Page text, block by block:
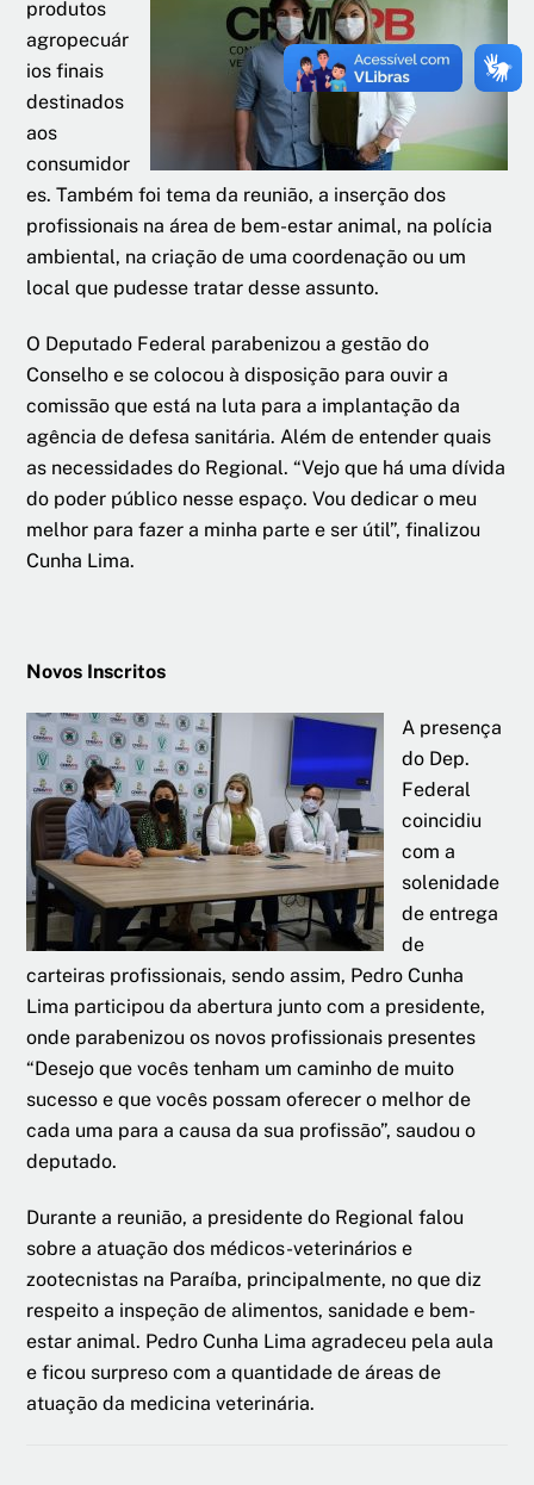
produtos
agropecuár
ios finais
destinados
aos
consumidor
es. Também foi tema da reunião, a inserção dos
profissionais na área de bem-estar animal, na polícia
ambiental, na criação de uma coordenação ou um
local que pudesse tratar desse assunto.
O Deputado Federal parabenizou a gestão do
Conselho e se colocou à disposição para ouvir a
comissão que está na luta para a implantação da
agência de defesa sanitária. Além de entender quais
as necessidades do Regional. “Vejo que há uma dívida
do poder público nesse espaço. Vou dedicar o meu
melhor para fazer a minha parte e ser útil”, finalizou
Cunha Lima.
Novos Inscritos
A presença
do Dep.
Federal
coincidiu
com a
solenidade
de entrega
de
carteiras profissionais, sendo assim, Pedro Cunha
Lima participou da abertura junto com a presidente,
onde parabenizou os novos profissionais presentes
“Desejo que vocês tenham um caminho de muito
sucesso e que vocês possam oferecer o melhor de
cada uma para a causa da sua profissão”, saudou o
deputado.
Durante a reunião, a presidente do Regional falou
sobre a atuação dos médicos-veterinários e
zootecnistas na Paraíba, principalmente, no que diz
respeito a inspeção de alimentos, sanidade e bem-
estar animal. Pedro Cunha Lima agradeceu pela aula
e ficou surpreso com a quantidade de áreas de
atuação da medicina veterinária.